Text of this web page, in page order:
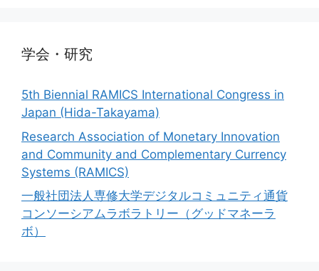
学会・研究
5th Biennial RAMICS International Congress in
Japan (Hida-Takayama)
Research Association of Monetary Innovation
and Community and Complementary Currency
Systems (RAMICS)
一般社団法人専修大学デジタルコミュニティ通貨
コンソーシアムラボラトリー（グッドマネーラ
ボ）